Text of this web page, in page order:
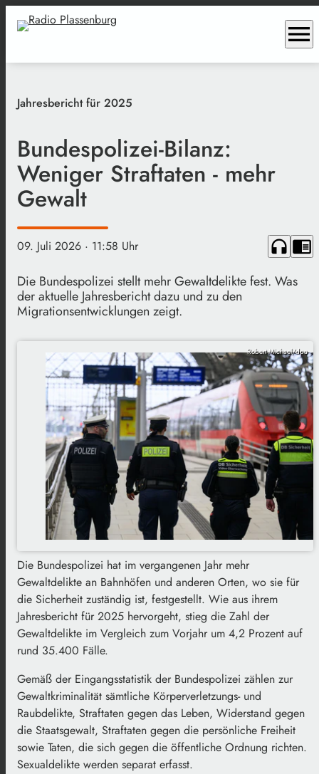
menu
Jahresbericht für 2025
Bundespolizei-Bilanz:
Weniger Straftaten - mehr
Gewalt
09. Juli 2026 · 11:58 Uhr headphones chrome_reader_mode
Die Bundespolizei stellt mehr Gewaltdelikte fest. Was
der aktuelle Jahresbericht dazu und zu den
Migrationsentwicklungen zeigt.
Robert Michael/dpa
Die Bundespolizei hat im vergangenen Jahr mehr
Gewaltdelikte an Bahnhöfen und anderen Orten, wo sie für
die Sicherheit zuständig ist, festgestellt. Wie aus ihrem
Jahresbericht für 2025 hervorgeht, stieg die Zahl der
Gewaltdelikte im Vergleich zum Vorjahr um 4,2 Prozent auf
rund 35.400 Fälle.
Gemäß der Eingangsstatistik der Bundespolizei zählen zur
Gewaltkriminalität sämtliche Körperverletzungs- und
Raubdelikte, Straftaten gegen das Leben, Widerstand gegen
die Staatsgewalt, Straftaten gegen die persönliche Freiheit
sowie Taten, die sich gegen die öffentliche Ordnung richten.
Sexualdelikte werden separat erfasst.